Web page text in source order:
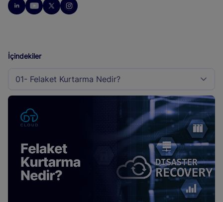
İçindekiler
01- Felaket Kurtarma Nedir?